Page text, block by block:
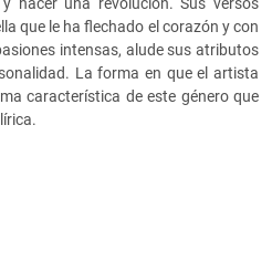
hacer una revolución. Sus versos
que le ha flechado el corazón y con
intensas, alude sus atributos
La forma en que el artista
característica de este género que